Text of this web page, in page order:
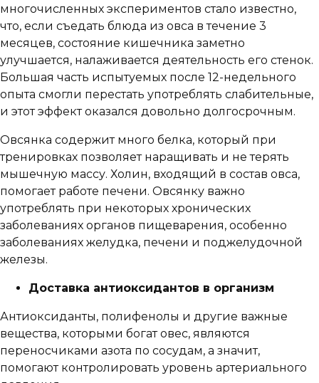
многочисленных экспериментов стало известно,
что, если съедать блюда из овса в течение 3
месяцев, состояние кишечника заметно
улучшается, налаживается деятельность его стенок.
Большая часть испытуемых после 12-недельного
опыта смогли перестать употреблять слабительные,
и этот эффект оказался довольно долгосрочным.
Овсянка содержит много белка, который при
тренировках позволяет наращивать и не терять
мышечную массу. Холин, входящий в состав овса,
помогает работе печени. Овсянку важно
употреблять при некоторых хронических
заболеваниях органов пищеварения, особенно
заболеваниях желудка, печени и поджелудочной
железы.
Доставка антиоксидантов в организм
Антиоксиданты, полифенолы и другие важные
вещества, которыми богат овес, являются
переносчиками азота по сосудам, а значит,
помогают контролировать уровень артериального